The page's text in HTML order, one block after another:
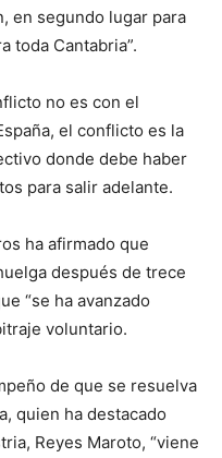
en segundo lugar para
toda Cantabria”.
no es con el
el conflicto es la
donde debe haber
para salir adelante.
ha afirmado que
después de trece
“se ha avanzado
voluntario.
de que se resuelva
quien ha destacado
Reyes Maroto, “viene